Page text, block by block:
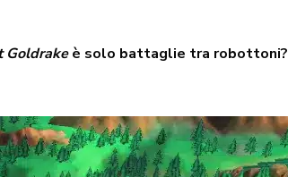
Goldrakeè solo battaglie tra robottoni?